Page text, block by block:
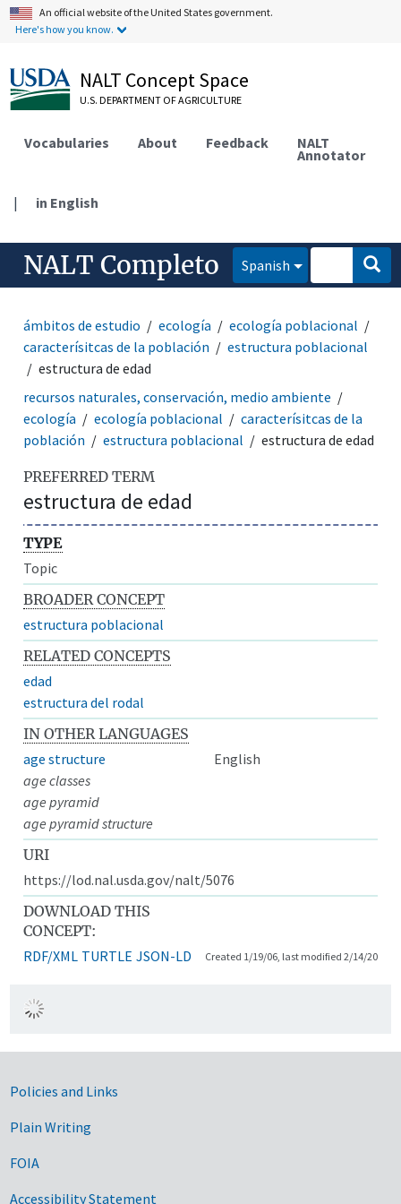
An official website of the United States government.
Here's how you know.
NALT Concept Space
U.S. DEPARTMENT OF AGRICULTURE
Vocabularies About Feedback NALT
Annotator
| in English
NALT Completo Spanish
ámbitos de estudio ecología
ecología poblacional
caracterísitcas de la población
estructura poblacional
estructura de edad
recursos naturales, conservación, medio ambiente
ecología
ecología poblacional
caracterísitcas de la
población
estructura poblacional estructura de edad
PREFERRED TERM
estructura de edad
TYPE
Topic
BROADER CONCEPT
estructura poblacional
RELATED CONCEPTS
edad
estructura del rodal
IN OTHER LANGUAGES
age structure
English
age classes
age pyramid
age pyramid structure
URI
https://lod.nal.usda.gov/nalt/5076
DOWNLOAD THIS
CONCEPT:
RDF/XML TURTLE JSON-LD Created 1/19/06, last modified 2/14/20
Government Links
Policies and Links
Plain Writing
FOIA
Accessibility Statement